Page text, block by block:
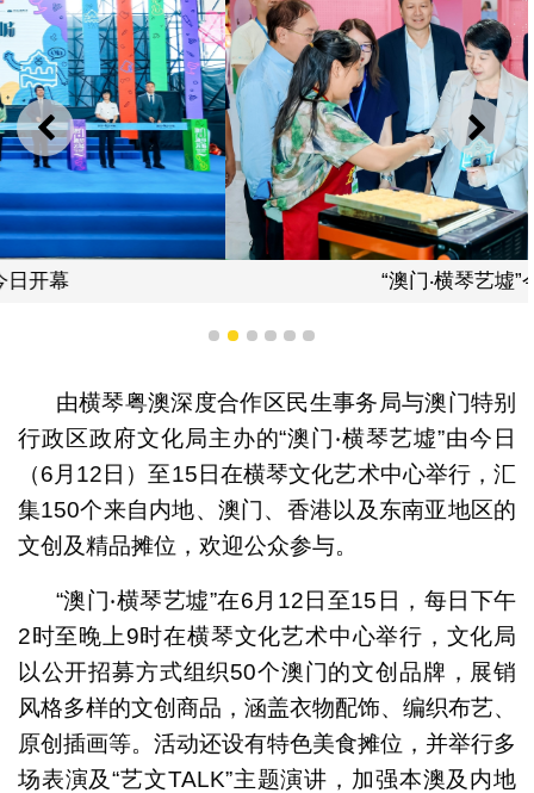
上一则 下一
1 2 3 4 5 6
由横琴粤澳深度合作区民生事务局与澳门特别
行政区政府文化局主办的“澳门‧横琴艺墟”由今日
（6月12日）至15日在横琴文化艺术中心举行，汇
集150个来自内地、澳门、香港以及东南亚地区的
文创及精品摊位，欢迎公众参与。
“澳门‧横琴艺墟”在6月12日至15日，每日下午
2时至晚上9时在横琴文化艺术中心举行，文化局
以公开招募方式组织50个澳门的文创品牌，展销
风格多样的文创商品，涵盖衣物配饰、编织布艺、
原创插画等。活动还设有特色美食摊位，并举行多
场表演及“艺文TALK”主题演讲，加强本澳及内地